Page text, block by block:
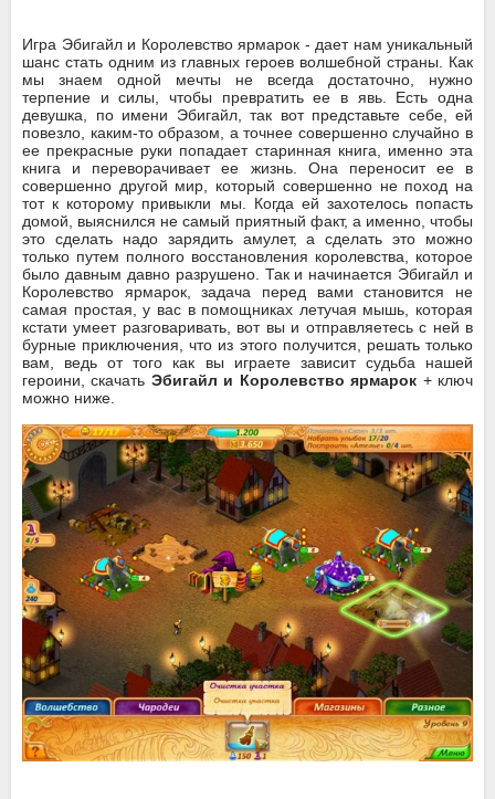
Игра Эбигайл и Королевство ярмарок - дает нам уникальный
шанс стать одним из главных героев волшебной страны. Как
мы знаем одной мечты не всегда достаточно, нужно
терпение и силы, чтобы превратить ее в явь. Есть одна
девушка, по имени Эбигайл, так вот представьте себе, ей
повезло, каким-то образом, а точнее совершенно случайно в
ее прекрасные руки попадает старинная книга, именно эта
книга и переворачивает ее жизнь. Она переносит ее в
совершенно другой мир, который совершенно не поход на
тот к которому привыкли мы. Когда ей захотелось попасть
домой, выяснился не самый приятный факт, а именно, чтобы
это сделать надо зарядить амулет, а сделать это можно
только путем полного восстановления королевства, которое
было давным давно разрушено. Так и начинается Эбигайл и
Королевство ярмарок, задача перед вами становится не
самая простая, у вас в помощниках летучая мышь, которая
кстати умеет разговаривать, вот вы и отправляетесь с ней в
бурные приключения, что из этого получится, решать только
вам, ведь от того как вы играете зависит судьба нашей
героини, скачать Эбигайл и Королевство ярмарок + ключ
можно ниже.